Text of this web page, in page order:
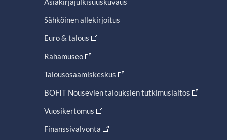
Sähköinen allekirjoitus
Euro & talous
Rahamuseo
Talousosaamiskeskus
BOFIT Nousevien talouksien tutkimuslaitos
Vuosikertomus
Finanssivalvonta